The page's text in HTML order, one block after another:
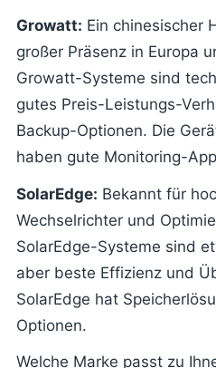
Growatt: Ein chinesischer
großer Präsenz in Europa
Growatt-Systeme sind
gutes Preis-Leistungs-
Backup-Optionen. Die
haben gute Monitoring-
SolarEdge: Bekannt für
Wechselrichter und
SolarEdge-Systeme sind
aber beste Effizienz und
SolarEdge hat
Optionen.
Welche Marke passt zu